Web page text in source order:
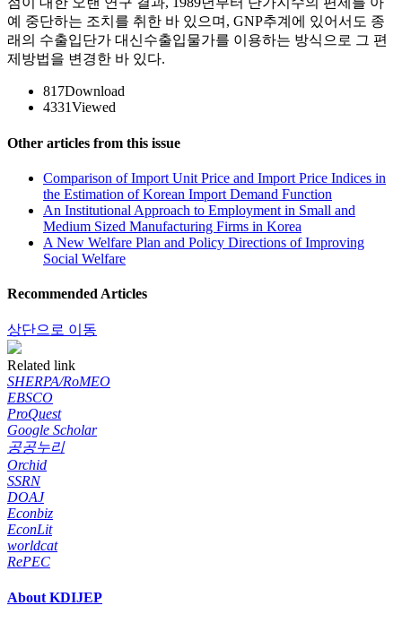
예 중단하는 조치를 취한 바 있으며, GNP추계에 있어서도 종
래의 수출입단가 대신수출입물가를 이용하는 방식으로 그 편
제방법을 변경한 바 있다.
817Download
4331Viewed
Other articles from this issue
Comparison of Import Unit Price and Import Price Indices in
the Estimation of Korean Import Demand Function
An Institutional Approach to Employment in Small and
Medium Sized Manufacturing Firms in Korea
A New Welfare Plan and Policy Directions of Improving
Social Welfare
Recommended Articles
상단으로 이동
Related link
SHERPA/RoMEO
EBSCO
ProQuest
Google Scholar
공공누리
Orchid
SSRN
DOAJ
Econbiz
EconLit
worldcat
RePEC
About KDIJEP